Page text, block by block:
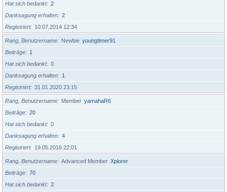
Hat sich bedankt
2
Danksagung erhalten
2
Registriert
10.07.2014 12:34
Rang, Benutzername Newbie youngtimer91
Beiträge
1
Hat sich bedankt
0
Danksagung erhalten
1
Registriert
31.01.2020 23:15
Rang, Benutzername Member yamahaR6
Beiträge
20
Hat sich bedankt
0
Danksagung erhalten
4
Registriert
19.05.2016 22:01
Rang, Benutzername Advanced Member Xplorer
Beiträge
70
Hat sich bedankt
2